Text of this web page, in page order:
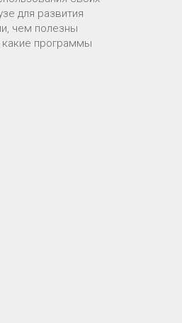
для развития
чем полезны
какие программы